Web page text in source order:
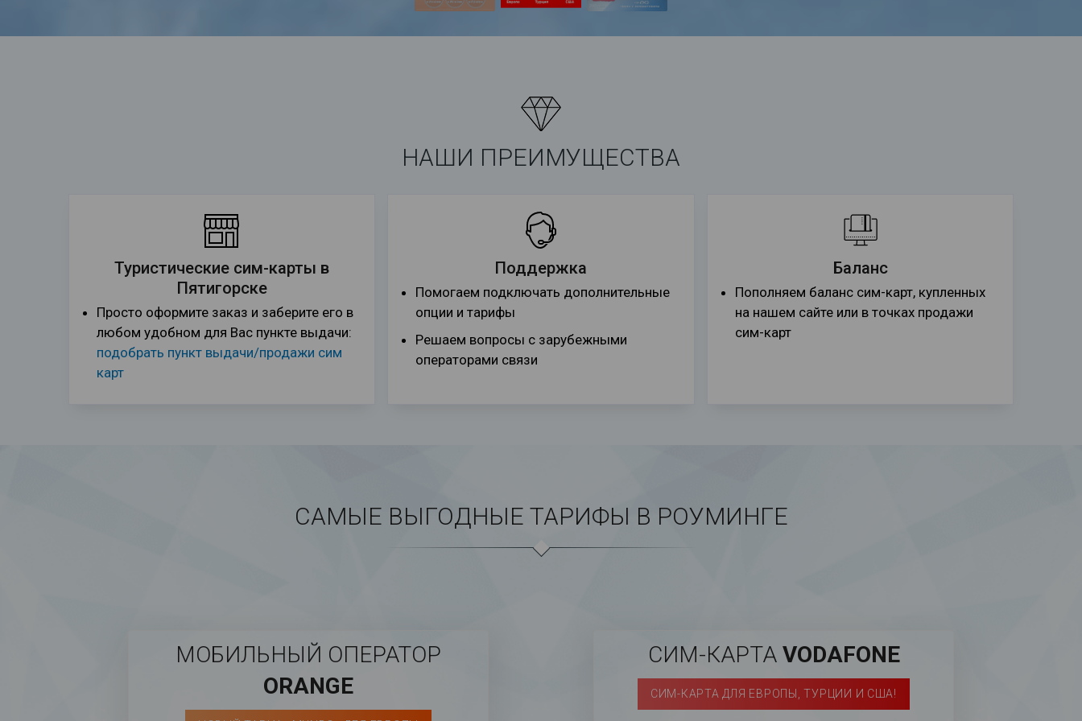
НАШИ ПРЕИМУЩЕСТВА
Туристические сим-карты в
Пятигорске
Просто оформите заказ и заберите его в
любом удобном для Вас пункте выдачи:
подобрать пункт выдачи/продажи сим
карт
Поддержка
Помогаем подключать дополнительные
опции и тарифы
Решаем вопросы с зарубежными
операторами связи
Баланс
Пополняем баланс сим-карт, купленных
на нашем сайте или в точках продажи
сим-карт
САМЫЕ ВЫГОДНЫЕ ТАРИФЫ В РОУМИНГЕ
МОБИЛЬНЫЙ ОПЕРАТОР
ORANGE
СИМ-КАРТА VODAFONE
СИМ-КАРТА ДЛЯ ЕВРОПЫ, ТУРЦИИ И США!